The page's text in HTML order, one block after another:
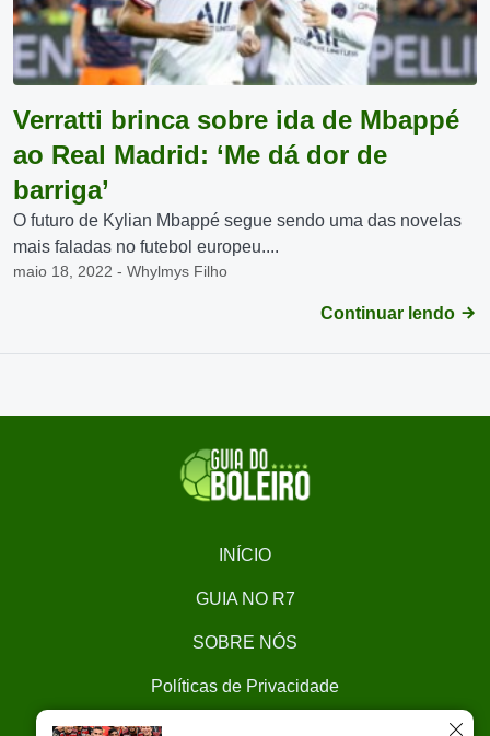
Verratti brinca sobre ida de Mbappé
ao Real Madrid: ‘Me dá dor de
barriga’
O futuro de Kylian Mbappé segue sendo uma das novelas
mais faladas no futebol europeu....
maio 18, 2022 - Whylmys Filho
Continuar lendo
INÍCIO
GUIA NO R7
SOBRE NÓS
Políticas de Privacidade